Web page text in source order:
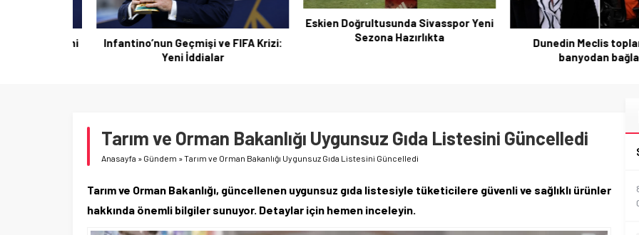
Infantino’nun Geçmişi ve FIFA Krizi:
Yeni İddialar
Eskien Doğrultusunda Sivasspor Yeni
Sezona Hazırlıkta
Dunedin Meclis
banyodan bağlandı
Tarım ve Orman Bakanlığı Uygunsuz Gıda Listesini Güncelledi
Anasayfa » Gündem »Tarım ve Orman Bakanlığı Uygunsuz Gıda Listesini Güncelledi
Tarım ve Orman Bakanlığı, güncellenen uygunsuz gıda listesiyle tüketicilere güvenli ve sağlıklı ürünler
hakkında önemli bilgiler sunuyor. Detaylar için hemen inceleyin.